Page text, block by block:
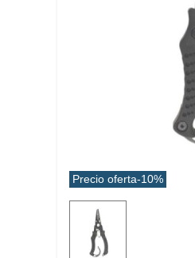
Precio oferta-10%